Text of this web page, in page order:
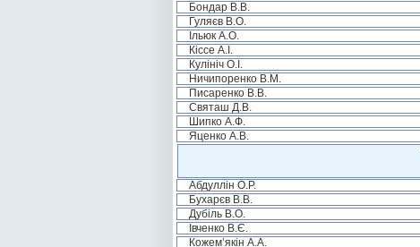
Бондар В.В.
Гуляєв В.О.
Ільюк А.О.
Кіссе А.І.
Кулініч О.І.
Ничипоренко В.М.
Писаренко В.В.
Святаш Д.В.
Шипко А.Ф.
Яценко А.В.
Абдуллін О.Р.
Бухарєв В.В.
Дубіль В.О.
Івченко В.Є.
Кожем’якін А.А.